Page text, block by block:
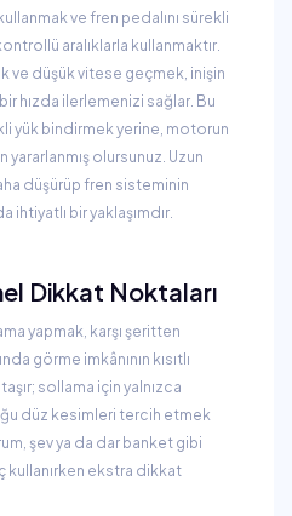
ve fren pedalını sürekli
aralıklarla kullanmaktır.
ve düşük vitese geçmek, inişin
hızda ilerlemenizi sağlar. Bu
yük bindirmek yerine, motorun
olursunuz. Uzun
düşürüp fren sisteminin
ihtiyatlı bir yaklaşımdır.
Dikkat Noktaları
yapmak, karşı şeritten
görme imkânının kısıtlı
sollama için yalnızca
düz kesimleri tercih etmek
şev ya da dar banket gibi
kullanırken ekstra dikkat